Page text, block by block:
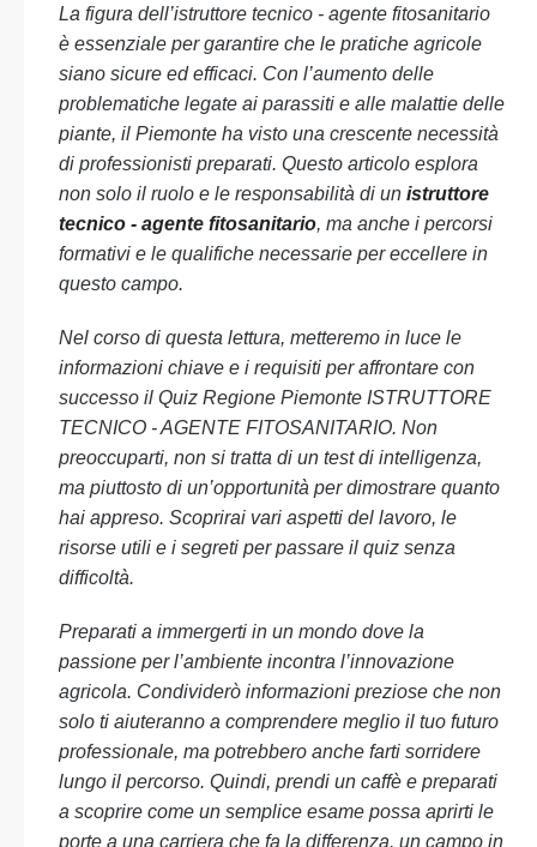
La figura dell’istruttore tecnico - agente fitosanitario
è essenziale per garantire che le pratiche agricole
siano sicure ed efficaci. Con l’aumento delle
problematiche legate ai parassiti e alle malattie delle
piante, il Piemonte ha visto una crescente necessità
di professionisti preparati. Questo articolo esplora
non solo il ruolo e le responsabilità di un istruttore
tecnico - agente fitosanitario, ma anche i percorsi
formativi e le qualifiche necessarie per eccellere in
questo campo.
Nel corso di questa lettura, metteremo in luce le
informazioni chiave e i requisiti per affrontare con
successo il Quiz Regione Piemonte ISTRUTTORE
TECNICO - AGENTE FITOSANITARIO. Non
preoccuparti, non si tratta di un test di intelligenza,
ma piuttosto di un’opportunità per dimostrare quanto
hai appreso. Scoprirai vari aspetti del lavoro, le
risorse utili e i segreti per passare il quiz senza
difficoltà.
Preparati a immergerti in un mondo dove la
passione per l’ambiente incontra l’innovazione
agricola. Condividerò informazioni preziose che non
solo ti aiuteranno a comprendere meglio il tuo futuro
professionale, ma potrebbero anche farti sorridere
lungo il percorso. Quindi, prendi un caffè e preparati
a scoprire come un semplice esame possa aprirti le
porte a una carriera che fa la differenza, un campo in